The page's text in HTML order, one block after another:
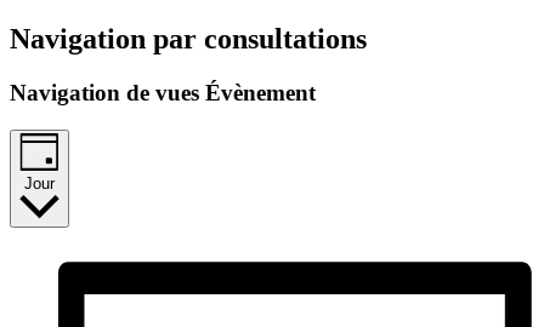
Navigation par consultations
Navigation de vues Évènement
Jour